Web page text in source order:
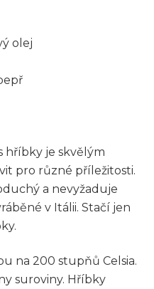
olej
hříbky‍ je ⁣skvělým
pro různé příležitosti.
a nevyžaduje
‍v​ Itálii. Stačí jen
na 200 stupňů Celsia.
suroviny. Hříbky